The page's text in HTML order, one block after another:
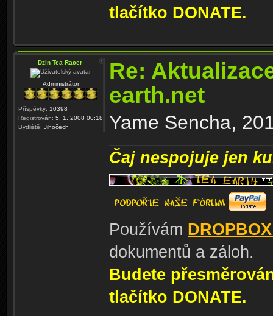
tlačítko DONATE.
Dzin Tea Racer
Administrátor
Příspěvky: 10398
Registrován: 5. 1. 2008 00:18
Bydliště: Jihočech
Re:
earth.net
Yame Sencha,
Čaj nespojuje jen
Používám
dokumentů a záloh.
Budete
tlačítko DONATE.